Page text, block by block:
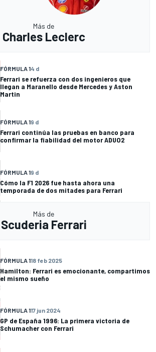
Más de
Charles Leclerc
FÓRMULA 14 d
Ferrari se refuerza con dos ingenieros que
llegan a Maranello desde Mercedes y Aston
Martin
FÓRMULA 19 d
Ferrari continúa las pruebas en banco para
confirmar la fiabilidad del motor ADUO2
FÓRMULA 19 d
Cómo la F1 2026 fue hasta ahora una
temporada de dos mitades para Ferrari
Más de
Scuderia Ferrari
FÓRMULA 118 feb 2025
Hamilton: Ferrari es emocionante, compartimos
el mismo sueño
FÓRMULA 117 jun 2024
GP de España 1996: La primera victoria de
Schumacher con Ferrari